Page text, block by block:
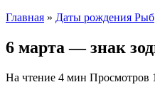
Главная » Даты рождения Рыб
6 марта — знак
На чтение 4 мин Просмотров